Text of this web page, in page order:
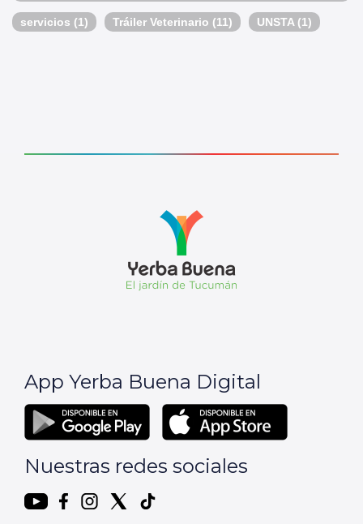
servicios (1) Tráiler Veterinario (11) UNSTA(1)
App Yerba Buena Digital
Nuestras redes sociales